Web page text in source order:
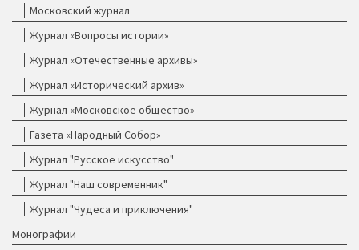
Московский журнал
Журнал «Вопросы истории»
Журнал «Отечественные архивы»
Журнал «Исторический архив»
Журнал «Московское общество»
Газета «Народный Собор»
Журнал "Русское искусство"
Журнал "Наш современник"
Журнал "Чудеса и приключения"
Монографии